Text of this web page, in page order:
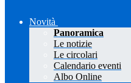
Novità
Panoramica
Le notizie
Le circolari
Calendario eventi
Albo Online